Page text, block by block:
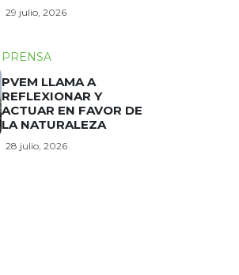
29 julio, 2026
PRENSA
PVEM LLAMA A
REFLEXIONAR Y
ACTUAR EN FAVOR DE
LA NATURALEZA
28 julio, 2026